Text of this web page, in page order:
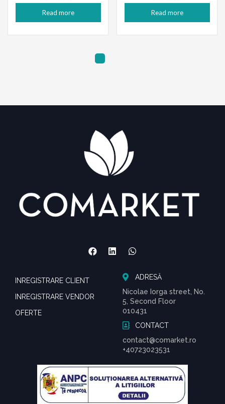
Read more Read more
INREGISTRARE CLIENT
INREGISTRARE VENDOR
OFERTE
ADRESĂ
Nicolae Iorga street, No.
5, Second Floor
010431
CONTACT
contact@comarket.ro
+40723023531